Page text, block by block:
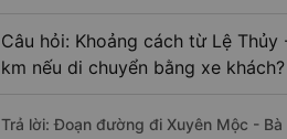
Câu hỏi: Khoảng cách từ Lệ
km nếu di chuyển bằng xe khách?
Trả lời: Đoạn đường đi Xuyên Mộc -